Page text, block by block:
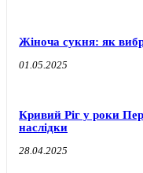
Жіноча сукня: як
01.05.2025
Кривий Ріг у роки
наслідки
28.04.2025